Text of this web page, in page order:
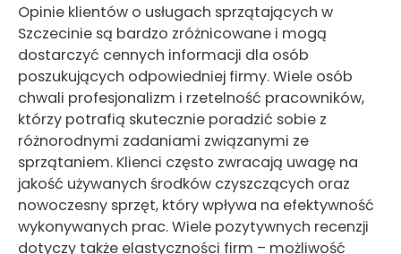
Opinie klientów o usługach sprzątających w
Szczecinie są bardzo zróżnicowane i mogą
dostarczyć cennych informacji dla osób
poszukujących odpowiedniej firmy. Wiele osób
chwali profesjonalizm i rzetelność pracowników,
którzy potrafią skutecznie poradzić sobie z
różnorodnymi zadaniami związanymi ze
sprzątaniem. Klienci często zwracają uwagę na
jakość używanych środków czyszczących oraz
nowoczesny sprzęt, który wpływa na efektywność
wykonywanych prac. Wiele pozytywnych recenzji
dotyczy także elastyczności firm – możliwość